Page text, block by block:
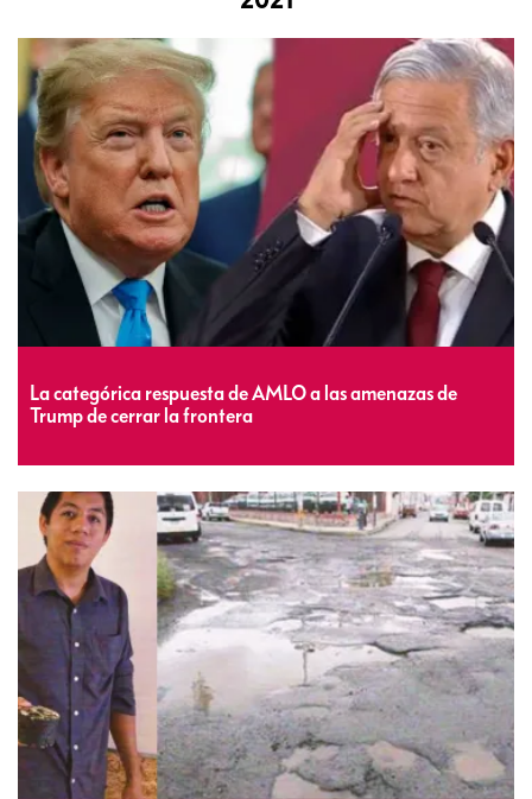
La categórica respuesta de AMLO a las amenazas de
Trump de cerrar la frontera